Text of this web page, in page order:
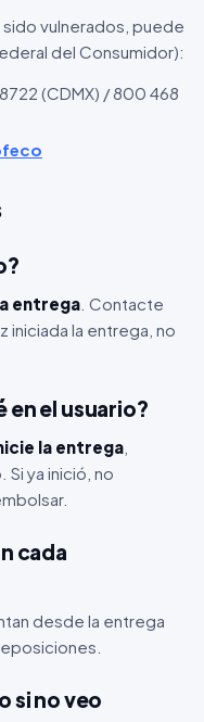
vulnerados, puede
del Consumidor):
(CDMX) / 800 468
entrega . Contacte
iniciada la entrega, no
en el usuario?
la entrega
ya inició, no
cada
desde la entrega
si no veo